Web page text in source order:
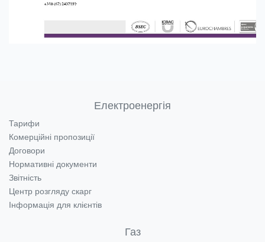
Електроенергія
Тарифи
Комерційні пропозиції
Договори
Нормативні документи
Звітність
Центр розгляду скарг
Інформація для клієнтів
Газ